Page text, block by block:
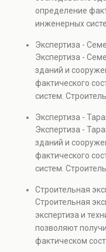
капитальном
также при
проверках.
определение
инженерных
прочности
безопасности.
недвижимости,
объектов, а
технических
Экспертиза -
Экспертиза -
зданий и
фактического
систем.
элементов и
Услуга
капитальном
также при
проверках.
Экспертиза -
Экспертиза -
зданий и
фактического
систем.
элементов и
Услуга
капитальном
также при
проверках.
Строительная
Строительная
экспертиза и
позволяют
фактическом